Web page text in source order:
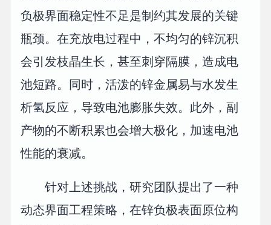
负极界面稳定性不足是制约其发展的关键
瓶颈。在充放电过程中，不均匀的锌沉积
会引发枝晶生长，甚至刺穿隔膜，造成电
池短路。同时，活泼的锌金属易与水发生
析氢反应，导致电池膨胀失效。此外，副
产物的不断积累也会增大极化，加速电池
性能的衰减。
针对上述挑战，研究团队提出了一种
动态界面工程策略，在锌负极表面原位构